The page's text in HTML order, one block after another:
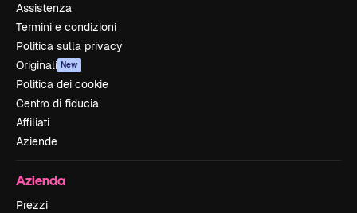
Assistenza
Termini e condizioni
Politica sulla privacy
Originali New
Politica dei cookie
Centro di fiducia
Affiliati
Aziende
Azienda
Prezzi